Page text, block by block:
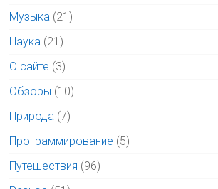
Музыка (21)
Наука (21)
О сайте (3)
Обзоры (10)
Природа (7)
Программирование (5)
Путешествия (96)